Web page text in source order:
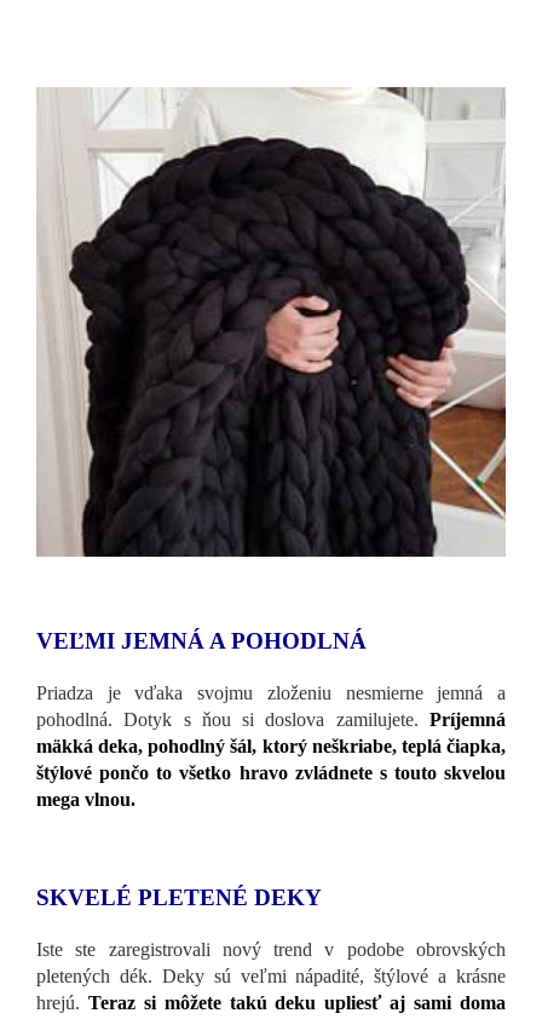
VEĽMI JEMNÁ A POHODLNÁ
Priadza je vďaka svojmu zloženiu nesmierne jemná a
pohodlná. Dotyk s ňou si doslova zamilujete. Príjemná
mäkká deka, pohodlný šál, ktorý neškriabe, teplá čiapka,
štýlové pončo to všetko hravo zvládnete s touto skvelou
mega vlnou.
SKVELÉ PLETENÉ DEKY
Iste ste zaregistrovali nový trend v podobe obrovských
pletených dék. Deky sú veľmi nápadité, štýlové a krásne
hrejú. Teraz si môžete takú deku upliesť aj sami doma